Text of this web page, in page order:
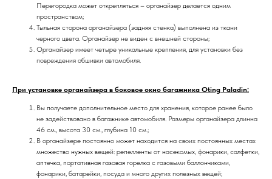
Перегородка может открепляться – органайзер делается одним
пространством;
Тыльная сторона органайзера (задняя стенка) выполнена из ткани
черного цвета. Органайзер не виден с внешней стороны;
Органайзер имеет четыре уникальные крепления, для установки без
повреждения обшивки автомобиля.
При установке органайзера в боковое окно багажника Oting Paladin:
Вы получаете дополнительное место для хранения, которое ранее было
не задействовано в багажнике автомобиля. Размеры органайзера длинна
46 см., высота 30 см., глубина 10 см.;
В органайзере постоянно может находится на своих постоянных местах
множество нужных вещей: репелленты от насекомых, фонарики, салфетки,
аптечка, портативная газовая горелка с газовыми баллончиками,
фонарики, батарейки, посуда и много других полезных вещей;